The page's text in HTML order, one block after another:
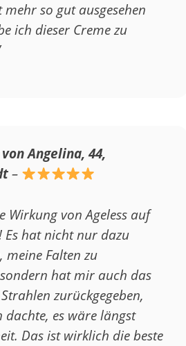
mehr so gut ausgesehen
ich dieser Creme zu
Angelina, 44,
–
Wirkung von Ageless auf
Es hat nicht nur dazu
meine Falten zu
hat mir auch das
zurückgegeben,
dachte, es wäre längst
Das ist wirklich die beste